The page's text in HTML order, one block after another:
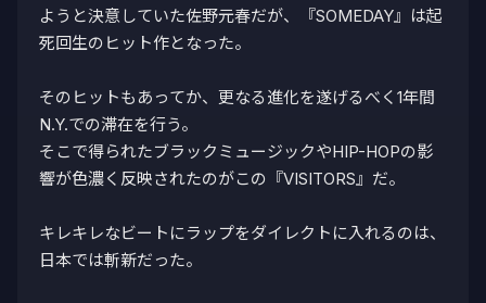
ようと決意していた佐野元春だが、『SOMEDAY』は起
死回生のヒット作となった。
そのヒットもあってか、更なる進化を遂げるべく1年間
N.Y.での滞在を行う。
そこで得られたブラックミュージックやHIP-HOPの影
響が色濃く反映されたのがこの『VISITORS』だ。
キレキレなビートにラップをダイレクトに入れるのは、
日本では斬新だった。